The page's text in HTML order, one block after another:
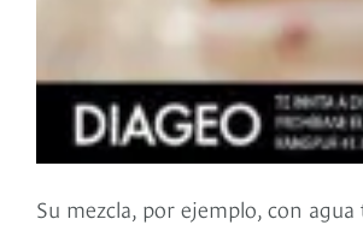
Su mezcla, por ejemplo, con